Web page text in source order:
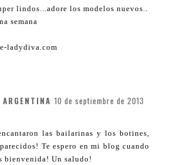
lindos...adore los modelos nuevos..
semana
ladydiva.com
10 de septiembre de 2013
las bailarinas y los botines,
Te espero en mi blog cuando
bienvenida! Un saludo!